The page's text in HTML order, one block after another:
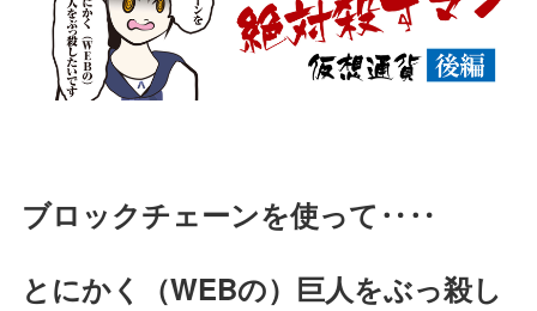
ブロックチェーンを使って‥‥
とにかく（WEBの）巨人をぶっ殺し